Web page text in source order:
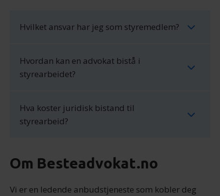
med annen informasjon du har gjort tilgjengelig for dem,
tjenestene deres.
Hvilket ansvar har jeg som styremedlem?
Hvordan kan en advokat bistå i
styrearbeidet?
Hva koster juridisk bistand til
styrearbeid?
Om Besteadvokat.no
Vi er en ledende anbudstjeneste som kobler deg